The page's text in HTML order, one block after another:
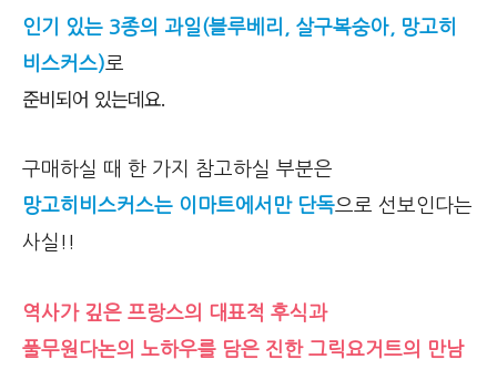
인기 있는 3종의 과일(블루베리, 살구복숭아, 망고히
비스커스)로
준비되어 있는데요.
구매하실 때 한 가지 참고하실 부분은
망고히비스커스는 이마트에서만 단독으로 선보인다는
사실!!
역사가 깊은 프랑스의 대표적 후식과
풀무원다논의 노하우를 담은 진한 그릭요거트의 만남